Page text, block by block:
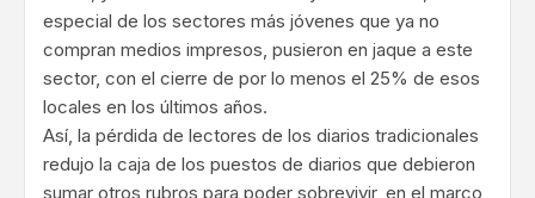
especial de los sectores más jóvenes que ya no
compran medios impresos, pusieron en jaque a este
sector, con el cierre de por lo menos el 25% de esos
locales en los últimos años.
Así, la pérdida de lectores de los diarios tradicionales
redujo la caja de los puestos de diarios que debieron
sumar otros rubros para poder sobrevivir, en el marco